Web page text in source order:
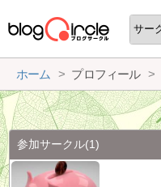
ホーム プロフィール
参加サークル(1)